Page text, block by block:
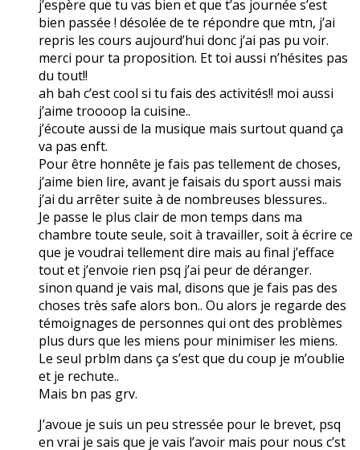
j’espère que tu vas bien et que t’as journée s’est
bien passée ! désolée de te répondre que mtn, j’ai
repris les cours aujourd’hui donc j’ai pas pu voir.
merci pour ta proposition. Et toi aussi n’hésites pas
du tout!!
ah bah c’est cool si tu fais des activités!! moi aussi
j’aime troooop la cuisine..
j’écoute aussi de la musique mais surtout quand ça
va pas enft.
Pour être honnête je fais pas tellement de choses,
j’aime bien lire, avant je faisais du sport aussi mais
j’ai du arrêter suite à de nombreuses blessures..
Je passe le plus clair de mon temps dans ma
chambre toute seule, soit à travailler, soit à écrire ce
que je voudrai tellement dire mais au final j’efface
tout et j’envoie rien psq j’ai peur de déranger.
sinon quand je vais mal, disons que je fais pas des
choses très safe alors bon.. Ou alors je regarde des
témoignages de personnes qui ont des problèmes
plus durs que les miens pour minimiser les miens.
Le seul prblm dans ça s’est que du coup je m’oublie
et je rechute..
Mais bn pas grv.
J’avoue je suis un peu stressée pour le brevet, psq
en vrai je sais que je vais l’avoir mais pour nous c’st